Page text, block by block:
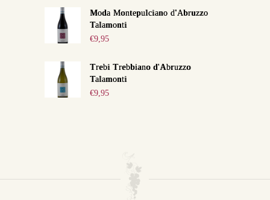
Moda Montepulciano d'Abruzzo
Talamonti
€9,95
Trebi Trebbiano d'Abruzzo
Talamonti
€9,95